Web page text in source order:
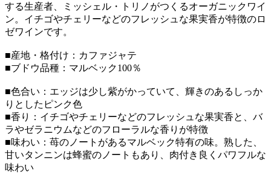
する生産者、ミッシェル・トリノがつくるオーガニックワイ
ン。イチゴやチェリーなどのフレッシュな果実香が特徴のロ
ゼワインです。
■産地・格付け：カファジャテ
■ブドウ品種：マルベック100％
■色合い：エッジは少し紫がかっていて、輝きのあるしっか
りとしたピンク色
■香り：イチゴやチェリーなどのフレッシュな果実香と、バ
ラやゼラニウムなどのフローラルな香りが特徴
■味わい：苺のノートがあるマルベック特有の味。熟した、
甘いタンニンは蜂蜜のノートもあり、肉付き良くパワフルな
味わい